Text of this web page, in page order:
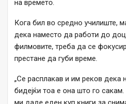
на времето.
Кога бил во средно училиште,
дека наместо да работи до
филмовите, треба да се
престане да губи време.
„Се расплакав и им реков дека
бидејќи тоа е она што го